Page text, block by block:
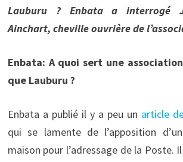
Lauburu ? Enbata a interrogé
Ainchart, cheville ouvrière de
Enbata: A quoi sert une
que Lauburu ?
Enbata a publié il y a peu un article
qui se lamente de l’apposition
maison pour l’adressage de la Poste.